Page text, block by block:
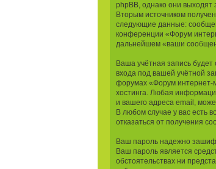
phpBB, однако они выходят
Вторым источником
следующие данные:
конференции «Форум
дальнейшем «ваши
Ваша учётная запись
входа под вашей учётной
форумах «Форум интернет-
хостинга. Любая
и вашего адреса email,
В любом случае у вас есть
отказаться от получения
Ваш пароль надежно
Ваш пароль является
обстоятельствах ни